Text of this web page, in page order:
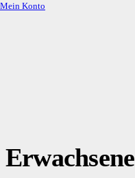
Mein Konto
Erwachsene